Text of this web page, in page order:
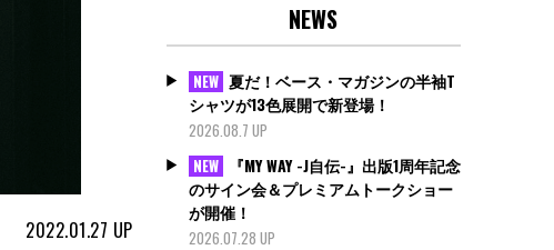
2022.01.27 UP
NEWS
NEW 夏だ！ベース・マガジンの半袖T
シャツが13色展開で新登場！
2026.08.7 UP
NEW
『MY WAY -J自伝-』出版1周年記念
のサイン会＆プレミアムトークショー
が開催！
2026.07.28 UP